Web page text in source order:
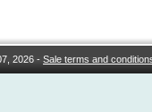
2026 -Sale terms and